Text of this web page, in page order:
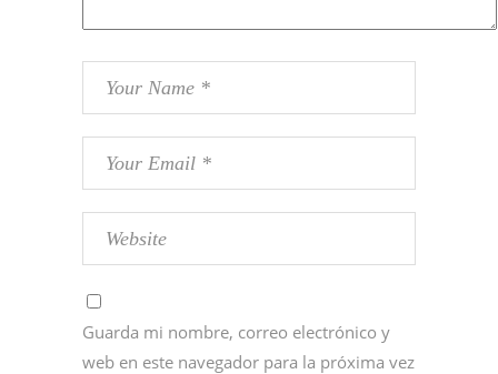
Guarda mi nombre, correo electrónico y
web en este navegador para la próxima vez